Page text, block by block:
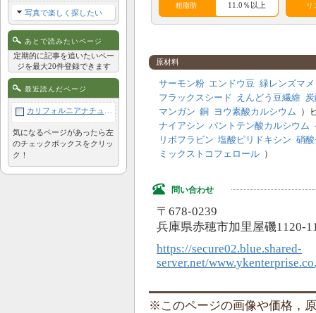
粗脂肪 11.0％以上 リ
鶏
サケ 酵母 肉類 卵
穀類 コーン 大豆
植物性
タンパ
ク
原材料
サーモン粉 エンドウ豆 緑レンズマメ
フラックスシード
えんどう豆繊維
マンガン 銅 ヨウ素酸カルシウム ）
ナイアシン パントテン酸カルシウム
リボフラビン 塩酸ピリドキシン 硝
ミックストコフェロール ）
問い合わせ
〒678-0239
兵庫県赤穂市加里屋磯1120-
https://secure02.blue.shared-
server.net/
このページの画像や価格，
写真で楽しく探したい
あとで読みたいページ
定期的に記事を追いたいペー
ジを最大20件登録できます
最近読んだページ
気になるページがあったら左
のチェックボックスをクリッ
ク！